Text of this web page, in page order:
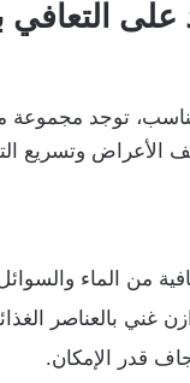
على
توجد مجموعة
الأعراض وتسريع
من الماء
غني بالعناصر
قدر الإمكان.